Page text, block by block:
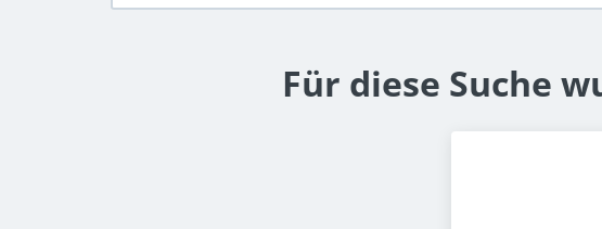
Für diese Suche